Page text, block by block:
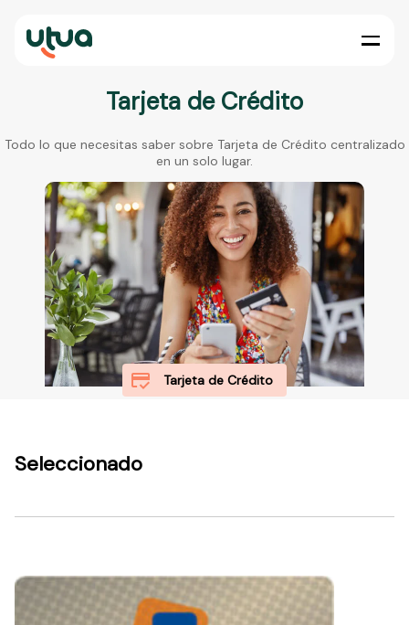
Tarjeta de Crédito
Todo lo que necesitas saber sobre Tarjeta de Crédito centralizado
en un solo lugar.
Tarjeta de Crédito
Seleccionado